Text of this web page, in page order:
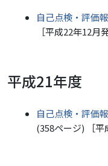
自己点検・評価
［平成22年12月
平成21年度
自己点検・評価
(358ページ) ［平